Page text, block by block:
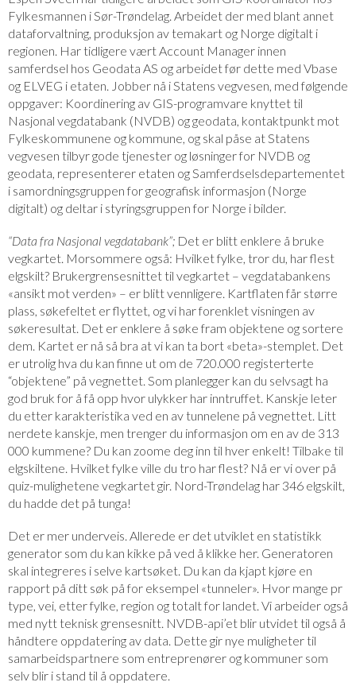
Fylkesmannen i Sør-Trøndelag. Arbeidet der med blant annet
dataforvaltning, produksjon av temakart og Norge digitalt i
regionen. Har tidligere vært Account Manager innen
samferdsel hos Geodata AS og arbeidet før dette med Vbase
og ELVEG i etaten. Jobber nå i Statens vegvesen, med følgende
oppgaver: Koordinering av GIS-programvare knyttet til
Nasjonal vegdatabank (NVDB) og geodata, kontaktpunkt mot
Fylkeskommunene og kommune, og skal påse at Statens
vegvesen tilbyr gode tjenester og løsninger for NVDB og
geodata, representerer etaten og Samferdselsdepartementet
i samordningsgruppen for geografisk informasjon (Norge
digitalt) og deltar i styringsgruppen for Norge i bilder.
“Data fra Nasjonal vegdatabank”; Det er blitt enklere å bruke
vegkartet. Morsommere også: Hvilket fylke, tror du, har flest
elgskilt? Brukergrensesnittet til vegkartet – vegdatabankens
«ansikt mot verden» – er blitt vennligere. Kartflaten får større
plass, søkefeltet er flyttet, og vi har forenklet visningen av
søkeresultat. Det er enklere å søke fram objektene og sortere
dem. Kartet er nå så bra at vi kan ta bort «beta»-stemplet. Det
er utrolig hva du kan finne ut om de 720.000 registerterte
“objektene” på vegnettet. Som planlegger kan du selvsagt ha
god bruk for å få opp hvor ulykker har inntruffet. Kanskje leter
du etter karakteristika ved en av tunnelene på vegnettet. Litt
nerdete kanskje, men trenger du informasjon om en av de 313
000 kummene? Du kan zoome deg inn til hver enkelt! Tilbake til
elgskiltene. Hvilket fylke ville du tro har flest? Nå er vi over på
quiz-mulighetene vegkartet gir. Nord-Trøndelag har 346 elgskilt,
du hadde det på tunga!
Det er mer underveis. Allerede er det utviklet en statistikk
generator som du kan kikke på ved å klikke her. Generatoren
skal integreres i selve kartsøket. Du kan da kjapt kjøre en
rapport på ditt søk på for eksempel «tunneler». Hvor mange pr
type, vei, etter fylke, region og totalt for landet. Vi arbeider også
med nytt teknisk grensesnitt. NVDB-api’et blir utvidet til også å
håndtere oppdatering av data. Dette gir nye muligheter til
samarbeidspartnere som entreprenører og kommuner som
selv blir i stand til å oppdatere.